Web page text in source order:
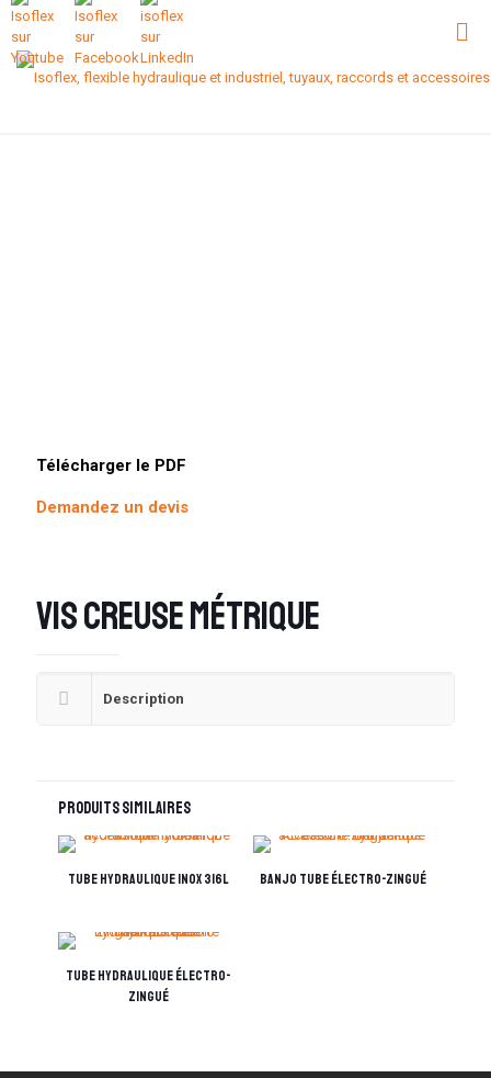
Télécharger le PDF
Demandez un devis
Vis creuse métrique
Description
Produits similaires
Tube hydraulique inox 316L Banjo Tube électro-zingué
Tube hydraulique électro-
zingué